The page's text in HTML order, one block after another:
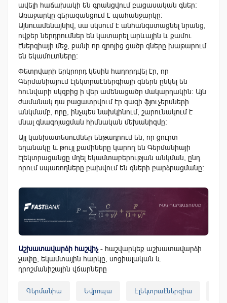
ավելի հաճախակի են գրանցվում բացասական գներ։
Առաջարկը գերազանցում է պահանջարկը:
Այնուամենայնիվ, սա սկսում է անհանգստացնել նրանց,
ովքեր ներդրումներ են կատարել արևային և քամու
էներգիայի մեջ, քանի որ զրոյից ցածր գները խաթարում
են եկամուտները:
Փետրվարի երկրորդ կեսին հաղորդվել էր, որ
Գերմանիայում էլեկտրաէներգիայի գներն ընկել են
հունվարի սկզբից ի վեր ամենացածր մակարդակին։ Այն
ժամանակ դա բացատրվում էր գազի ֆյուչերսների
անկմամբ, որը, ինչպես նախկինում, շարունակում է
մնալ գնագոյացման հիմնական մեխանիզմը։
Այլ կանխատեսումներ ենթադրում են, որ ցուրտ
եղանակը և թույլ քամիները կարող են Գերմանիայի
էլեկտրացանցը մղել եկամտաբերության անկման, ընդ
որում սպառողները բախվում են գների բարձրացմանը:
Աշխատավարձի հաշվիչ - հաշվարկեք աշխատավարձի
չափը, եկամտային հարկը, սոցիալական և
դրոշմանիշային վճարները
Գերմանիա Եվրոպա Էլեկտրաէներգիա